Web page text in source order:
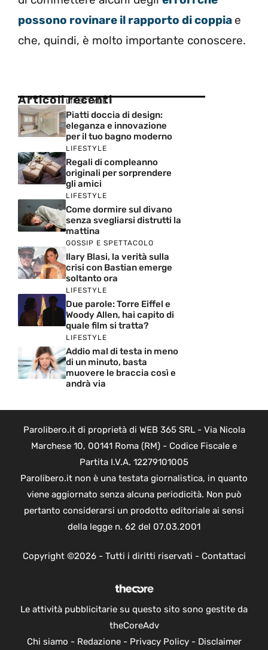
possono rovinare il rapporto di coppia e
che, quindi, è molto importante conoscere.
Articoli recenti
LIFESTYLE
Piatti doccia di design:
eleganza e innovazione
per il tuo bagno moderno
LIFESTYLE
Regali di compleanno
originali per sorprendere
gli amici
LIFESTYLE
Come dormire sul divano
senza svegliarsi distrutti la
mattina
GOSSIP E SPETTACOLO
Ilary Blasi, la verità sulla
crisi con Bastian emerge
soltanto ora
LIFESTYLE
Due parole: Torre Eiffel e
Woody Allen, hai capito di
quale film si tratta?
LIFESTYLE
Addio mal di testa in meno
di un minuto, basta
muovere le braccia così e
andrà via
Parolibero.it di proprietà di WEB 365 SRL - Via Nicola
Marchese 10, 00141 Roma (RM) - Codice Fiscale e
Partita I.V.A. 12279101005
Parolibero.it non è una testata giornalistica, in quanto
viene aggiornato senza alcuna periodicità. Non può
pertanto considerarsi un prodotto editoriale ai sensi
della legge n. 62 del 07.03.2001
Copyright ©2026 - Tutti i diritti riservati - Contattaci
Le attività pubblicitarie su questo sito sono gestite da
theCoreAdv
Chi siamo - Redazione- Privacy Policy- Disclaimer